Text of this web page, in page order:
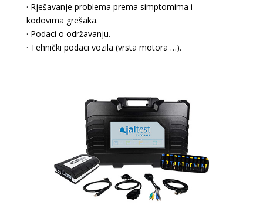
· Rješavanje problema prema simptomima i
kodovima grešaka.
· Podaci o održavanju.
· Tehnički podaci vozila (vrsta motora …).